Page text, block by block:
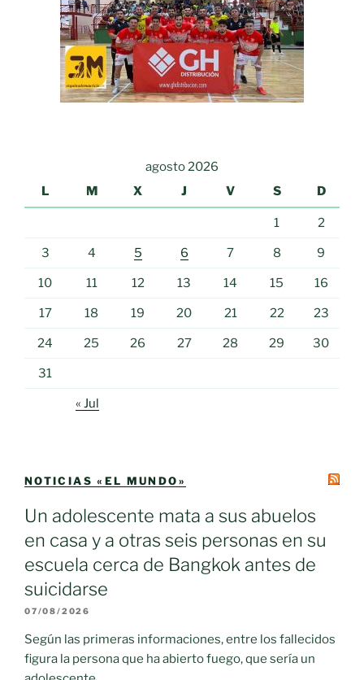
agosto 2026
L
M X J V S D
1 2
3 4 5 6 7 8 9
10 11 12 13 14 15 16
17 18 19 20 21 22 23
24 25 26 27 28 29 30
31
« Jul
NOTICIAS «EL MUNDO»
Un adolescente mata a sus abuelos
en casa y a otras seis personas en su
escuela cerca de Bangkok antes de
suicidarse
07/08/2026
Según las primeras informaciones, entre los fallecidos
figura la persona que ha abierto fuego, que sería un